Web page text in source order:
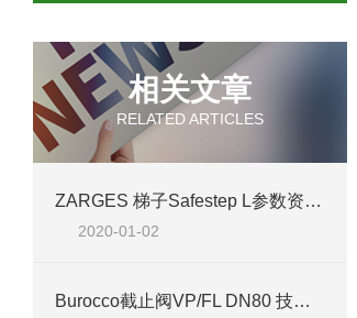
相关文章
RELATED ARTICLES
ZARGES 梯子Safestep L参数资料简介
2020-01-02
Burocco截止阀VP/FL DN80 技术介绍及应用